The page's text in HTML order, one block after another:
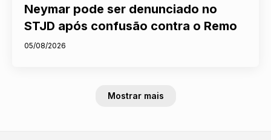
Neymar pode ser denunciado no
STJD após confusão contra o Remo
05/08/2026
Mostrar mais